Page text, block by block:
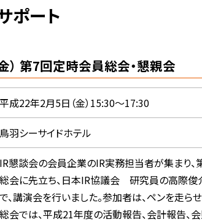
ポート
） 第7回定時会員総会・懇親会
平成22年2月5日（金）15:30～17:30
鳥羽シーサイドホテル
IR懇談会の会員企業のIR実務担当者が集まり、
総会に先立ち、日本IR協議会 研究員の高際俊介
で、講演会を行いました。参加者は、ペンを走ら
総会では、平成21年度の活動報告、会計報告、